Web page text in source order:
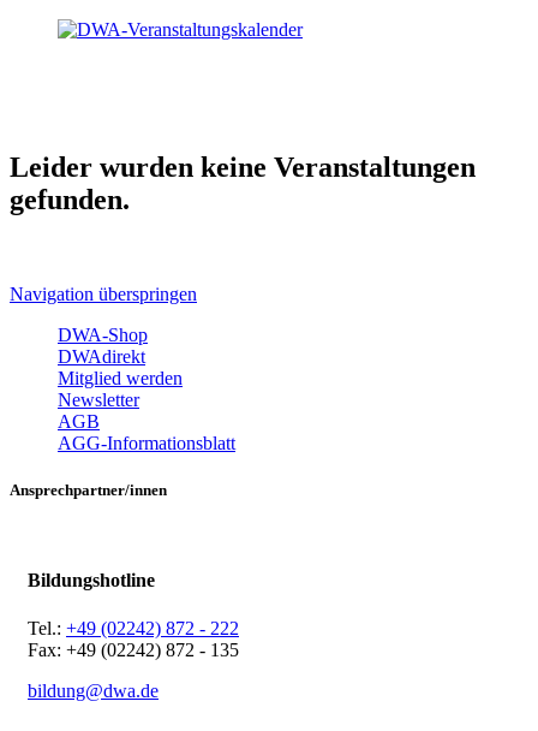
Leider wurden keine Veranstaltungen
gefunden.
Navigation überspringen
DWA-Shop
DWAdirekt
Mitglied werden
Newsletter
AGB
AGG-Informationsblatt
Ansprechpartner/innen
Bildungshotline
Tel.: +49 (02242) 872 - 222
Fax: +49 (02242) 872 - 135
bildung@dwa.de